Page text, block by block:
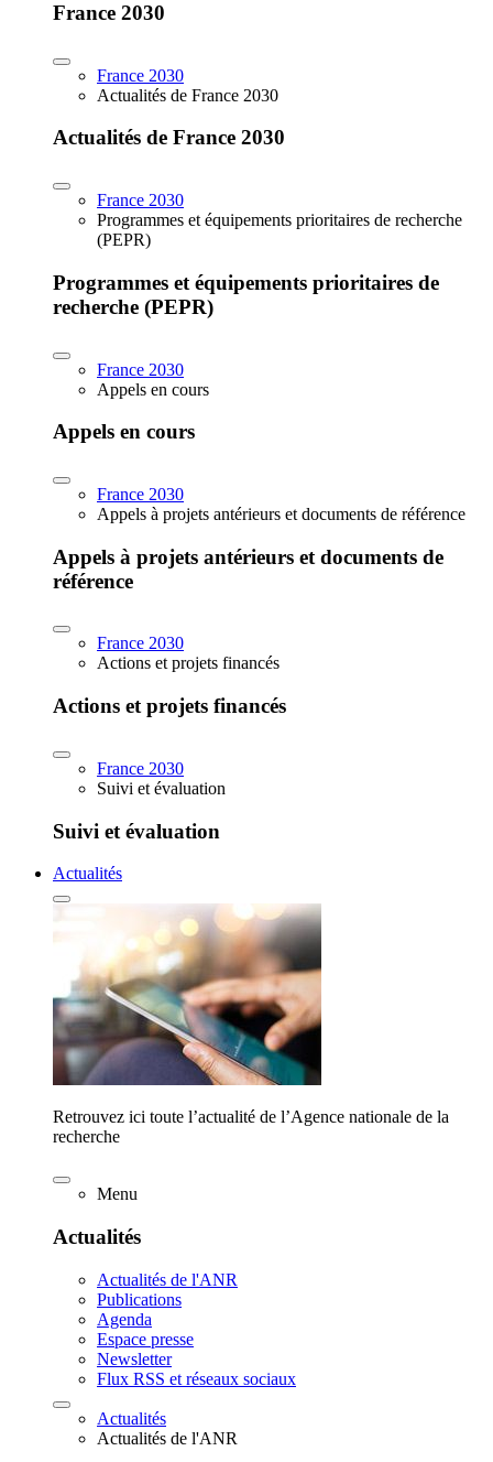
France 2030
France 2030
Actualités de France 2030
Actualités de France 2030
France 2030
Programmes et équipements prioritaires de recherche
(PEPR)
Programmes et équipements prioritaires de
recherche (PEPR)
France 2030
Appels en cours
Appels en cours
France 2030
Appels à projets antérieurs et documents de référence
Appels à projets antérieurs et documents de
référence
France 2030
Actions et projets financés
Actions et projets financés
France 2030
Suivi et évaluation
Suivi et évaluation
Actualités
Retrouvez ici toute l’actualité de l’Agence nationale de la
recherche
Menu
Actualités
Actualités de l'ANR
Publications
Agenda
Espace presse
Newsletter
Flux RSS et réseaux sociaux
Actualités
Actualités de l'ANR